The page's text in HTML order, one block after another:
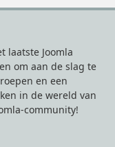
laatste Joomla
om aan de slag te
en een
in de wereld van
community!